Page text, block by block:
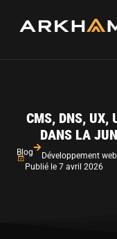
CMS, DNS, UX,
DANS LA
Blog
Développement
Publié le 7 avril 2026